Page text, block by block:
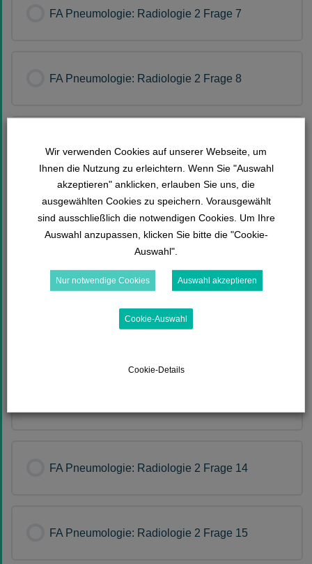
FA Pneumologie: Radiologie 2 Frage 7
FA Pneumologie: Radiologie 2 Frage 8
FA Pneumologie: Radiologie 2 Frage 10
FA Pneumologie: Radiologie 2 Frage 11
FA Pneumologie: Radiologie 2 Frage 14
FA Pneumologie: Radiologie 2 Frage 15
Wir verwenden Cookies auf unserer Webseite, um
Ihnen die Nutzung zu erleichtern. Wenn Sie "Auswahl
akzeptieren" anklicken, erlauben Sie uns, die
ausgewählten Cookies zu speichern. Vorausgewählt
sind ausschließlich die notwendigen Cookies. Um Ihre
Auswahl anzupassen, klicken Sie bitte die "Cookie-
Auswahl".
Nur notwendige Cookies Auswahl akzeptieren
Cookie-Auswahl
Cookie-Details